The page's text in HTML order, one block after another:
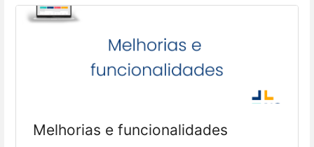
Melhorias e funcionalidades